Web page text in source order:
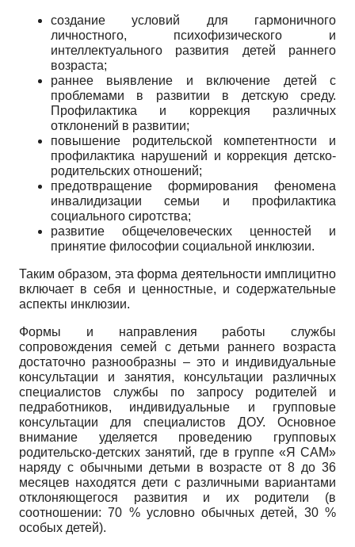
создание условий для гармоничного
личностного, психофизического и
интеллектуального развития детей раннего
возраста;
раннее выявление и включение детей с
проблемами в развитии в детскую среду.
Профилактика и коррекция различных
отклонений в развитии;
повышение родительской компетентности и
профилактика нарушений и коррекция детско-
родительских отношений;
предотвращение формирования феномена
инвалидизации семьи и профилактика
социального сиротства;
развитие общечеловеческих ценностей и
принятие философии социальной инклюзии.
Таким образом, эта форма деятельности имплицитно
включает в себя и ценностные, и содержательные
аспекты инклюзии.
Формы и направления работы службы
сопровождения семей с детьми раннего возраста
достаточно разнообразны – это и индивидуальные
консультации и занятия, консультации различных
специалистов службы по запросу родителей и
педработников, индивидуальные и групповые
консультации для специалистов ДОУ. Основное
внимание уделяется проведению групповых
родительско-детских занятий, где в группе «Я САМ»
наряду с обычными детьми в возрасте от 8 до 36
месяцев находятся дети с различными вариантами
отклоняющегося развития и их родители (в
соотношении: 70 % условно обычных детей, 30 %
особых детей).